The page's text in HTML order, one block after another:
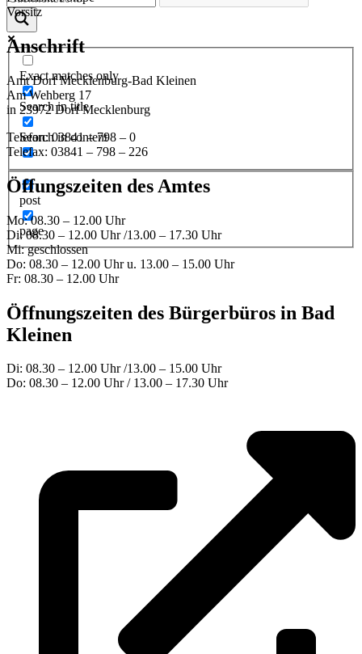
Exact matches only
Search in title
Search in content
post
page
Vorsitz
Anschrift
Amt Dorf Mecklenburg-Bad Kleinen
Am Wehberg 17
in 23972 Dorf Mecklenburg
Telefon: 03841 – 798 – 0
Telefax: 03841 – 798 – 226
Öffungszeiten des Amtes
Mo: 08.30 – 12.00 Uhr
Di: 08.30 – 12.00 Uhr /13.00 – 17.30 Uhr
Mi: geschlossen
Do: 08.30 – 12.00 Uhr u. 13.00 – 15.00 Uhr
Fr: 08.30 – 12.00 Uhr
Öffnungszeiten des Bürgerbüros in Bad
Kleinen
Di: 08.30 – 12.00 Uhr /13.00 – 15.00 Uhr
Do: 08.30 – 12.00 Uhr / 13.00 – 17.30 Uhr